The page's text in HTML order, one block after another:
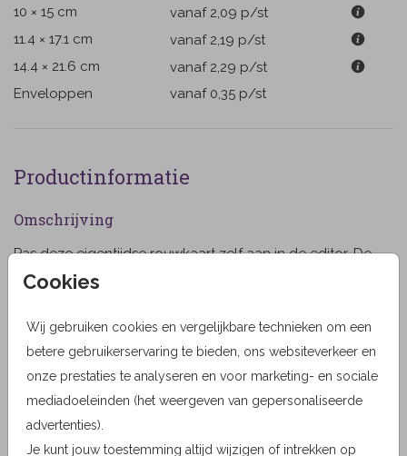
Cookies
Wij gebruiken cookies en vergelijkbare technieken om een
betere gebruikerservaring te bieden, ons websiteverkeer en
onze prestaties te analyseren en voor marketing- en sociale
mediadoeleinden (het weergeven van gepersonaliseerde
advertenties).
Je kunt jouw toestemming altijd wijzigen of intrekken op
10 × 15 cm
vanaf 2,09 p/st
11.4 × 17.1 cm
vanaf 2,19 p/st
14.4 × 21.6 cm
vanaf 2,29 p/st
Enveloppen
vanaf 0,35 p/st
Productinformatie
Omschrijving
Pas deze eigentijdse rouwkaart zelf aan in de editor. De
bloemen kunnen los van elkaar verschoven worden.
tip: Oud Hollands
Designer
Collectie